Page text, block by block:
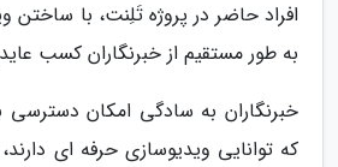
افراد حاضر در پروژه تَلِنت، با ساختن
به طور مستقیم از خبرنگاران کسب
خبرنگاران به سادگی امکان دسترسی
که توانایی ویدیوسازی حرفه ای